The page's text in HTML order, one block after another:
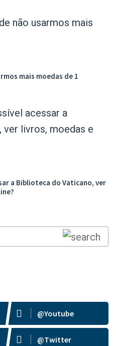
mais moedas de 1
a Biblioteca do Vaticano, ver
@Youtube
@Twitter